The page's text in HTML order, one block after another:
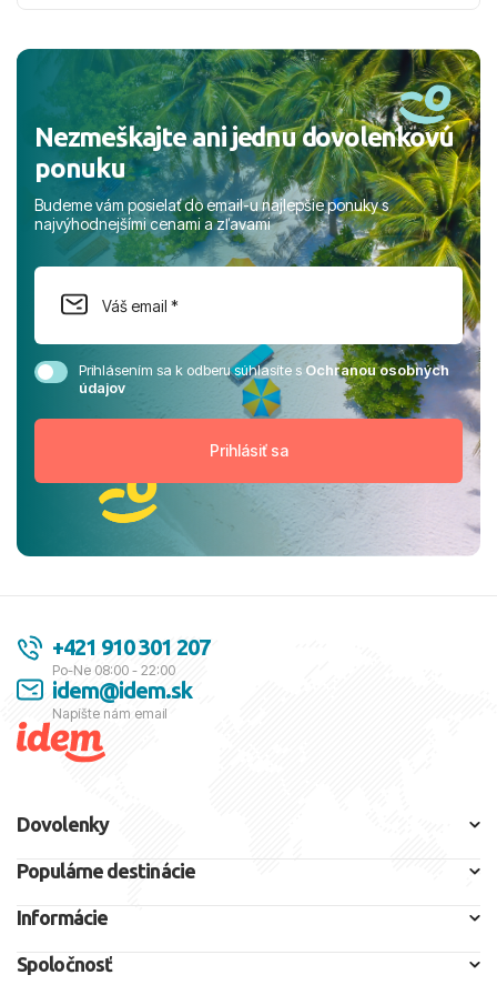
Nezmeškajte ani jednu dovolenkovú
ponuku
Budeme vám posielať do email-u najlepšie ponuky s
najvýhodnejšími cenami a zľavami
Prihlásením sa k odberu súhlasíte sOchranou osobných
údajov
+421 910 301 207
Po-Ne 08:00 - 22:00
idem@idem.sk
Napíšte nám email
Dovolenky
Populárne destinácie
Informácie
Spoločnosť